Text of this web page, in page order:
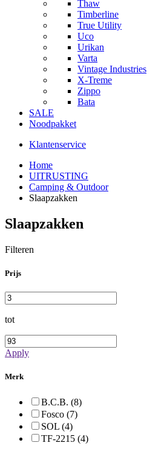
Thaw
Timberline
True Utility
Uco
Urikan
Varta
Vintage Industries
X-Treme
Zippo
Bata
SALE
Noodpakket
Klantenservice
Home
UITRUSTING
Camping & Outdoor
Slaapzakken
Slaapzakken
Filteren
Prijs
tot
Apply
Merk
B.C.B. (8)
Fosco (7)
SOL (4)
TF-2215 (4)